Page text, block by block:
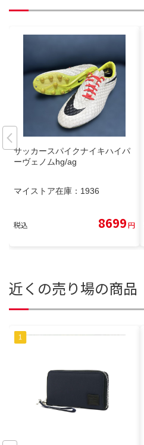
サッカースパイクナイキハイパ
ーヴェノムhg/ag
マイストア在庫： 1936
税込 8699円
近くの売り場の商品